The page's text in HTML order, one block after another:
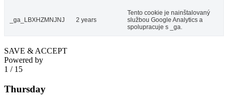
_ga_LBXHZMNJNJ 2 years
Tento cookie je nainštalovaný
službou Google Analytics a
spolupracuje s _ga.
SAVE & ACCEPT
Powered by
1 / 15
Thursday